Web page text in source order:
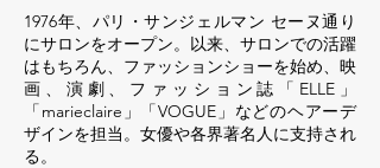
1976年、パリ・サンジェルマン セーヌ通り
にサロンをオープン。以来、サロンでの活躍
はもちろん、ファッションショーを始め、映
画、演劇、ファッション誌「ELLE」
「marieclaire」「VOGUE」などのヘアーデ
ザインを担当。女優や各界著名人に支持され
る。